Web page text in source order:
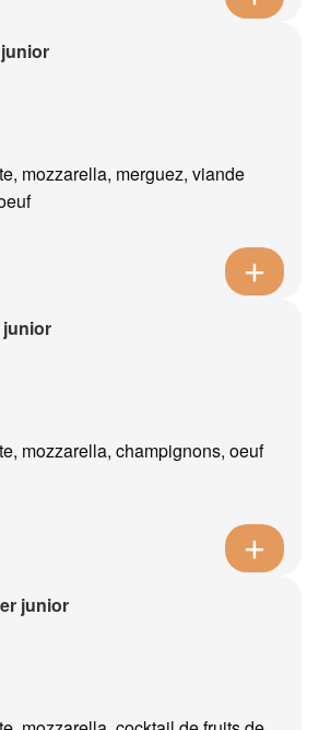
mozzarella, merguez, viande
junior
mozzarella, champignons, oeuf
junior